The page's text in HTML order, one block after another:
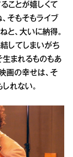
ことが嬉しくて
そもそもライブ
と、大いに納得。
してしまいがち
生まれるものもあ
画の幸せは、そ
れない。